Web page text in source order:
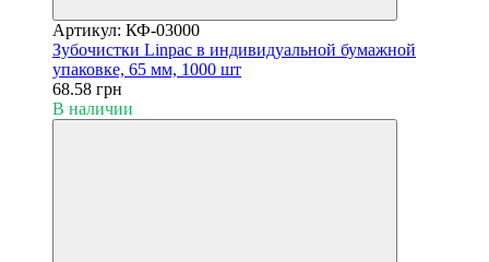
Артикул: КФ-03000
Зубочистки Linpac в индивидуальной бумажной
упаковке, 65 мм, 1000 шт
68.58 грн
В наличии